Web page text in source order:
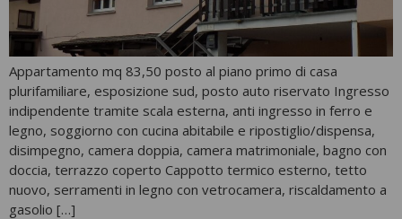
Appartamento mq 83,50 posto al piano primo di casa
plurifamiliare, esposizione sud, posto auto riservato Ingresso
indipendente tramite scala esterna, anti ingresso in ferro e
legno, soggiorno con cucina abitabile e ripostiglio/dispensa,
disimpegno, camera doppia, camera matrimoniale, bagno con
doccia, terrazzo coperto Cappotto termico esterno, tetto
nuovo, serramenti in legno con vetrocamera, riscaldamento a
gasolio […]